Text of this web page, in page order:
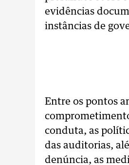
evidências
instâncias de
Entre os pontos
conduta, as
das auditorias,
denúncia, as